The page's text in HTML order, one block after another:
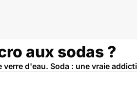
aux sodas ?
d'eau. Soda : une vraie